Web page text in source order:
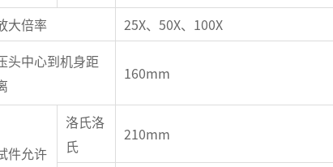
大倍率
25X、50X、100X
头中心到机身距
160mm
件允许
洛氏洛
氏
210mm